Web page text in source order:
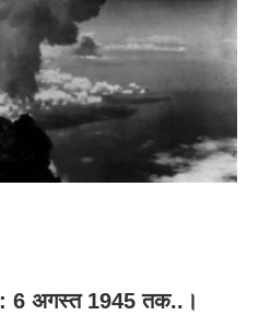
: 6 अगस्त 1945 तक..।